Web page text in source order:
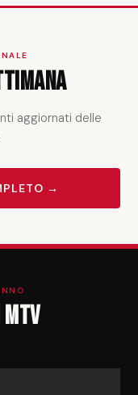
aggiornati delle
→